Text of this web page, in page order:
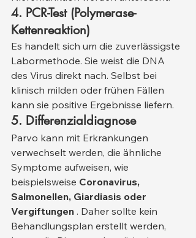
4. PCR-Test (Polymerase-
Kettenreaktion)
Es handelt sich um die zuverlässigste
Labormethode. Sie weist die DNA
des Virus direkt nach. Selbst bei
klinisch milden oder frühen Fällen
kann sie positive Ergebnisse liefern.
5. Differenzialdiagnose
Parvo kann mit Erkrankungen
verwechselt werden, die ähnliche
Symptome aufweisen, wie
beispielsweise Coronavirus,
Salmonellen, Giardiasis oder
Vergiftungen . Daher sollte kein
Behandlungsplan erstellt werden,